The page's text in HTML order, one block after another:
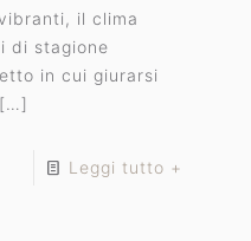
il clima
di stagione
in cui giurarsi
[…]
Leggi tutto +